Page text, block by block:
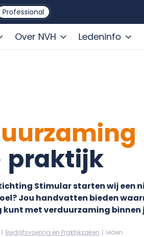
Professional
Over NVH Ledeninfo
praktijk
Stimular starten wij een
Jou handvatten bieden
kunt met verduurzaming binnen
| Bedrijfsvoering en Praktijkzaken | leden